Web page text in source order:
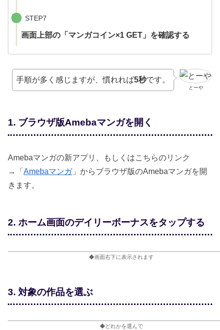
STEP7
画面上部の「マンガコイン×1 GET」を確認する
とーや
手順が多く感じますが、慣れれば5秒です。
1. ブラウザ版Amebaマンガを開く
Amebaマンガの新アプリ、もしくはこちらのリンク
→「 Amebaマンガ」からブラウザ版のAmebaマンガを開
きます。
2. ホーム画面のデイリーボーナスをタップする
◆画面右下に表示されます
3. 対象の作品を選ぶ
◆どれかを選んで